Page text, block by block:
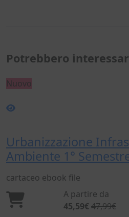
Potrebbero
Nuovo
Urbanizzazione
Ambiente 1°
cartaceo ebook file
A partire da
45,59€ 47,99€